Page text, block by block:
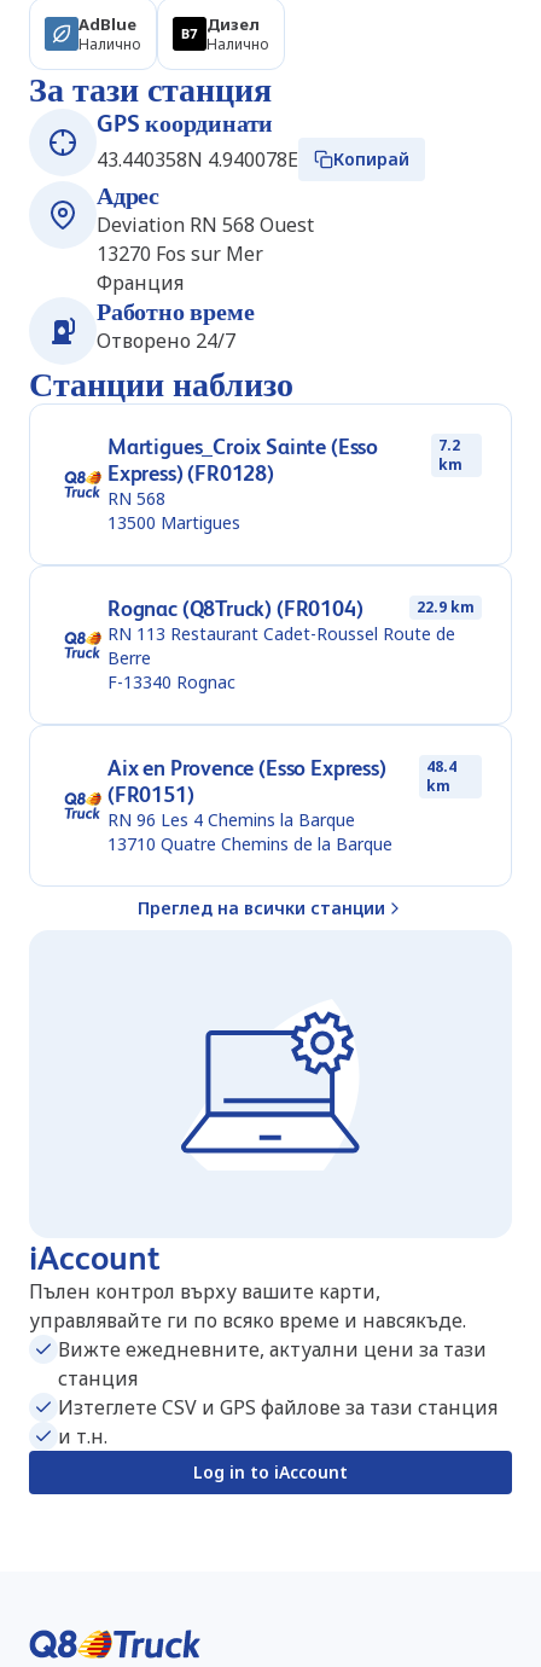
AdBlue
Налично
Дизел
Налично
За тази станция
GPS координати
43.440358N 4.940078E
Копирай
Адрес
Deviation RN 568 Ouest
13270 Fos sur Mer
Франция
Работно време
Отворено 24/7
Станции наблизо
Martigues_Croix Sainte (Esso
Express) (FR0128)
7.2
km
RN 568
13500 Martigues
Rognac (Q8Truck) (FR0104) 22.9 km
RN 113 Restaurant Cadet-Roussel Route de
Berre
F-13340 Rognac
Aix en Provence (Esso Express)
(FR0151)
48.4
km
RN 96 Les 4 Chemins la Barque
13710 Quatre Chemins de la Barque
Преглед на всички станции
iAccount
Пълен контрол върху вашите карти,
управлявайте ги по всяко време и навсякъде.
Вижте ежедневните, актуални цени за тази
станция
Изтеглете CSV и GPS файлове за тази станция
и т.н.
Log in to iAccount